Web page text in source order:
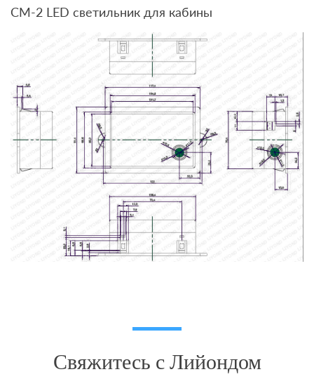
CM-2 LED светильник для кабины
Свяжитесь с Лийондом